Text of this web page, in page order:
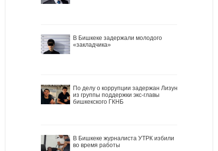
В Бишкеке задержали молодого
«закладчика»
По делу о коррупции задержан Лизун
из группы поддержки экс-главы
бишкекского ГКНБ
В Бишкеке журналиста УТРК избили
во время работы